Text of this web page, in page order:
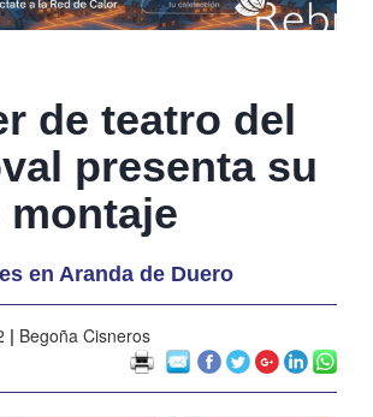
de teatro del
presenta su
en Aranda de Duero
| Begoña Cisneros